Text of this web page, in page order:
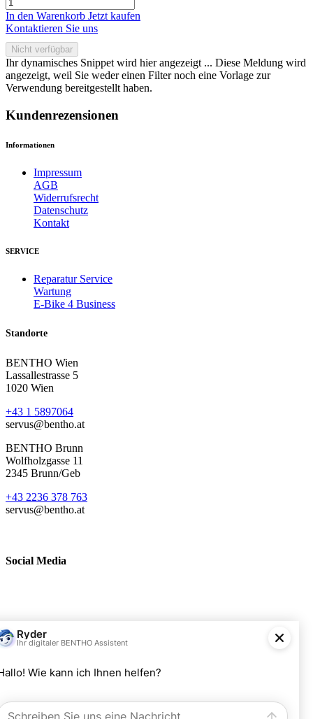
In den Warenkorb Jetzt kaufen
Kontaktieren Sie uns
Nicht verfügbar
Ihr dynamisches Snippet wird hier angezeigt ... Diese Meldung wird
angezeigt, weil Sie weder einen Filter noch eine Vorlage zur
Verwendung bereitgestellt haben.
Kundenrezensionen
Informationen
Impressum
AGB
Widerrufsrecht
Datenschutz
Kontakt
SERVICE
Reparatur Service
Wartung
E-Bike 4 Business
Standorte
BENTHO Wien
Lassallestrasse 5
1020 Wien
+43 1 5897064
servus@bentho.at
BENTHO Brunn
Wolfholzgasse 11
2345 Brunn/Geb
+43 2236 378 763
servus@bentho.at
Social Media
BENTHO eMobility GmbH
Wolfholzgasse 11
+43 2236 378763